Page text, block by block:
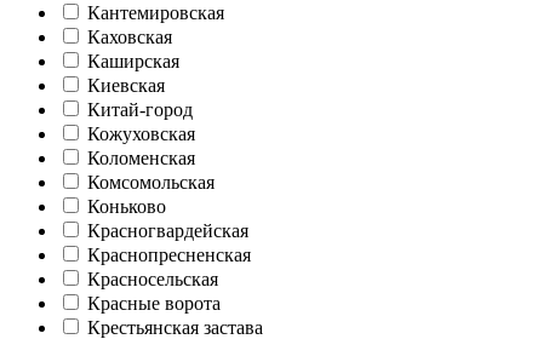
Кантемировская
Каховская
Каширская
Киевская
Китай-город
Кожуховская
Коломенская
Комсомольская
Коньково
Красногвардейская
Краснопресненская
Красносельская
Красные ворота
Крестьянская застава